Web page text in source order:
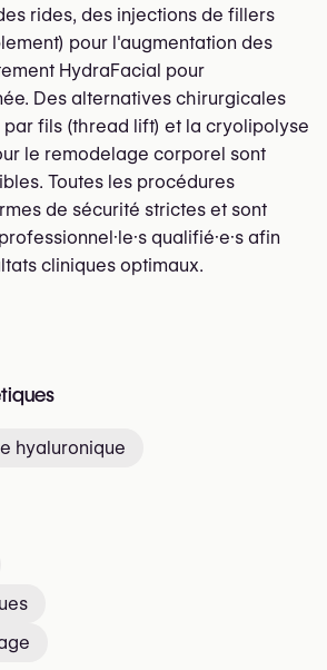
rides, des injections de fillers
pour l'augmentation des
HydraFacial pour
Des alternatives chirurgicales
fils (thread lift) et la cryolipolyse
le remodelage corporel sont
Toutes les procédures
de sécurité strictes et sont
qualifié·e·s afin
cliniques optimaux.
hyaluronique